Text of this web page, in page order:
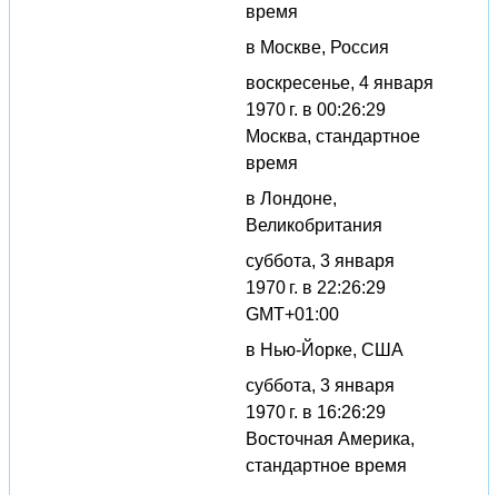
время
в Москве, Россия
воскресенье, 4 января
1970 г. в 00:26:29
Москва, стандартное
время
в Лондоне,
Великобритания
суббота, 3 января
1970 г. в 22:26:29
GMT+01:00
в Нью-Йорке, США
суббота, 3 января
1970 г. в 16:26:29
Восточная Америка,
стандартное время